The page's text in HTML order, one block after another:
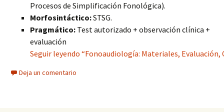
Procesos de Simplificación Fonológica).
Morfosintáctico:STSG.
Pragmático: Test autorizado + observación clínica +
evaluación
Seguir leyendo “Fonoaudiología: Materiales,
Deja un comentario